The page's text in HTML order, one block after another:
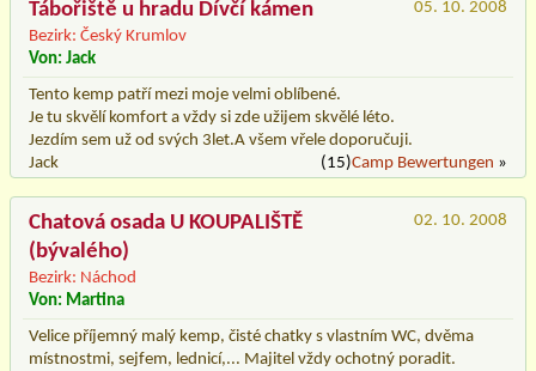
Tábořiště u hradu Dívčí kámen
Bezirk: Český Krumlov
05. 10. 2008
Von: Jack
Tento kemp patří mezi moje velmi oblíbené.
Je tu skvělí komfort a vždy si zde užijem skvělé léto.
Jezdím sem už od svých 3let.A všem vřele doporučuji.
Jack
(15)Camp Bewertungen »
Chatová osada U KOUPALIŠTĚ
(bývalého)
Bezirk: Náchod
02. 10. 2008
Von: Martina
Velice příjemný malý kemp, čisté chatky s vlastním WC, dvěma
místnostmi, sejfem, lednicí,... Majitel vždy ochotný poradit.